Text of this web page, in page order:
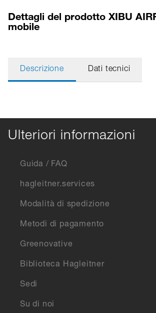
Dettagli del prodotto XIBU
mobile
Descrizione Dati tecnici
Ulteriori informazioni
Guida / FAQ
hagleitner.services
Modalità di spedizione
Metodi di pagamento
Greenovative
Biblioteca Hagleitner
Sedi
Su di noi